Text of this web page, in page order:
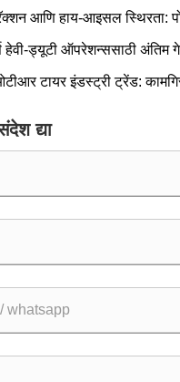
का आहेत
आणि हाय-आइसल स्थिरता:
ऑपरेशनल मार्गदर्शक
हेवी-ड्यूटी ऑपरेशन्ससाठी
टायर इंडस्ट्री ट्रेंड:
द्या